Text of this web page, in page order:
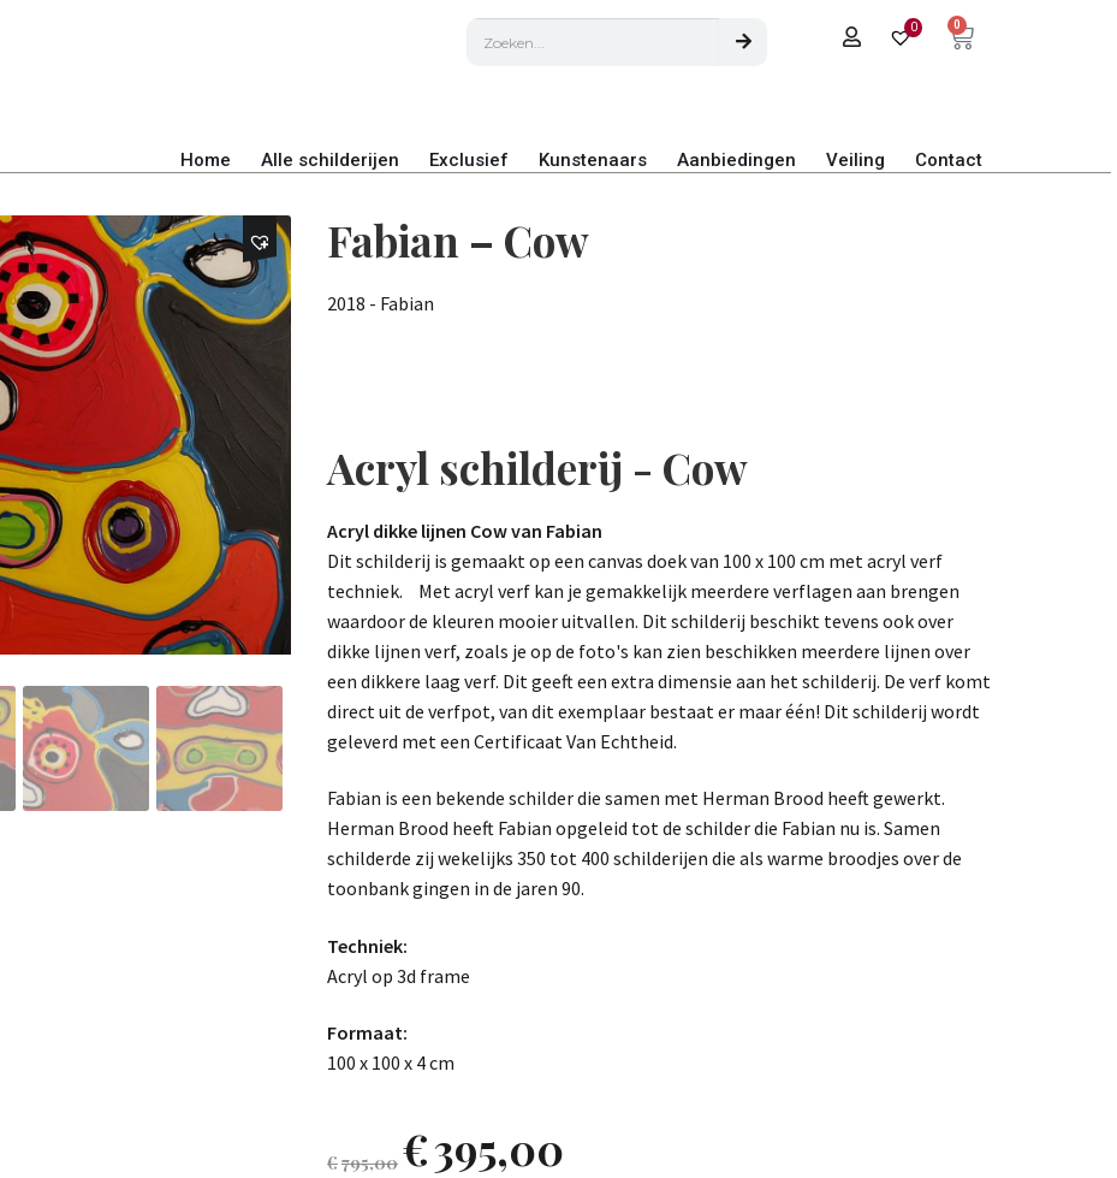
0 0
Home Alle schilderijen Exclusief Kunstenaars Aanbiedingen Veiling Contact
Fabian – Cow
2018 - Fabian
Acryl schilderij - Cow
Acryl dikke lijnen Cow van Fabian
Dit schilderij is gemaakt op een canvas doek van 100 x 100 cm met acryl verf
techniek. Met acryl verf kan je gemakkelijk meerdere verflagen aan brengen
waardoor de kleuren mooier uitvallen. Dit schilderij beschikt tevens ook over
dikke lijnen verf, zoals je op de foto's kan zien beschikken meerdere lijnen over
een dikkere laag verf. Dit geeft een extra dimensie aan het schilderij. De verf komt
direct uit de verfpot, van dit exemplaar bestaat er maar één! Dit schilderij wordt
geleverd met een Certificaat Van Echtheid.
Fabian is een bekende schilder die samen met Herman Brood heeft gewerkt.
Herman Brood heeft Fabian opgeleid tot de schilder die Fabian nu is. Samen
schilderde zij wekelijks 350 tot 400 schilderijen die als warme broodjes over de
toonbank gingen in de jaren 90.
Techniek:
Acryl op 3d frame
Formaat:
100 x 100 x 4 cm
€795,00 €395,00